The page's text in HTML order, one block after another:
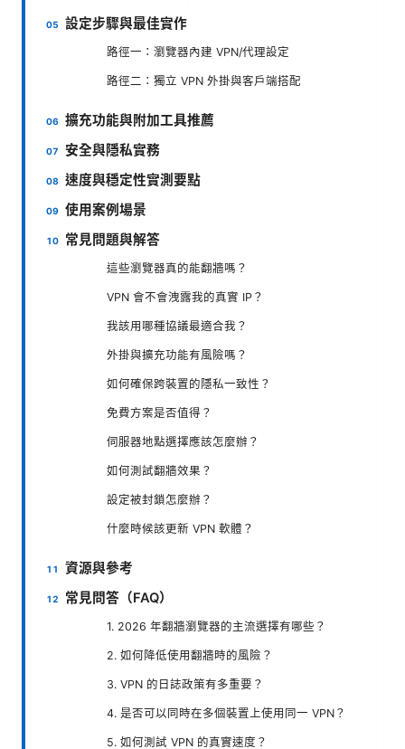
設定步驟與最佳實作
路徑一：瀏覽器內建 VPN/代理設定
路徑二：獨立 VPN 外掛與客戶端搭配
擴充功能與附加工具推薦
安全與隱私實務
速度與穩定性實測要點
使用案例場景
常見問題與解答
這些瀏覽器真的能翻牆嗎？
VPN 會不會洩露我的真實 IP？
我該用哪種協議最適合我？
外掛與擴充功能有風險嗎？
如何確保跨裝置的隱私一致性？
免費方案是否值得？
伺服器地點選擇應該怎麼辦？
如何測試翻牆效果？
設定被封鎖怎麼辦？
什麼時候該更新 VPN 軟體？
資源與參考
常見問答（FAQ）
1. 2026 年翻牆瀏覽器的主流選擇有哪些？
2. 如何降低使用翻牆時的風險？
3. VPN 的日誌政策有多重要？
4. 是否可以同時在多個裝置上使用同一 VPN？
5. 如何測試 VPN 的真實速度？